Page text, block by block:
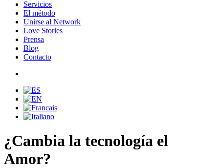
Servicios
El método
Unirse al Network
Love Stories
Prensa
Blog
Contacto
¿Cambia la tecnología el
Amor?